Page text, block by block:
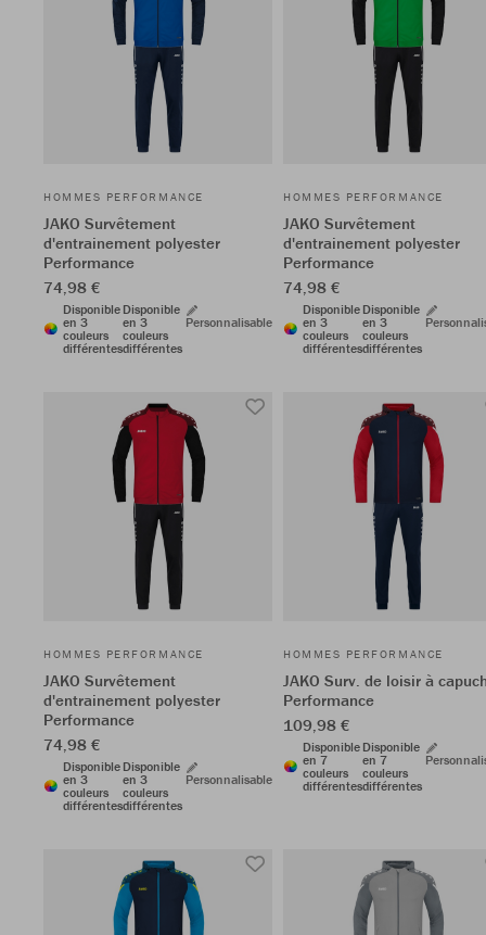
HOMMES PERFORMANCE
JAKO Survêtement
d'entrainement polyester
Performance
74,98 €
Disponible
en 3
couleurs
différentes
Disponible
en 3
couleurs
différentes
Personnalisable
HOMMES PERFORMANCE
JAKO Survêtement
d'entrainement polyester
Performance
74,98 €
Disponible
en 3
couleurs
différentes
Disponible
en 3
couleurs
différentes
HOMMES PERFORMANCE
JAKO Survêtement
d'entrainement polyester
Performance
74,98 €
Disponible
en 3
couleurs
différentes
Disponible
en 3
couleurs
différentes
Personnalisable
HOMMES PERFORMANCE
JAKO Surv. de loisir à
Performance
109,98 €
Disponible
en 7
couleurs
différentes
Disponible
en 7
couleurs
différentes